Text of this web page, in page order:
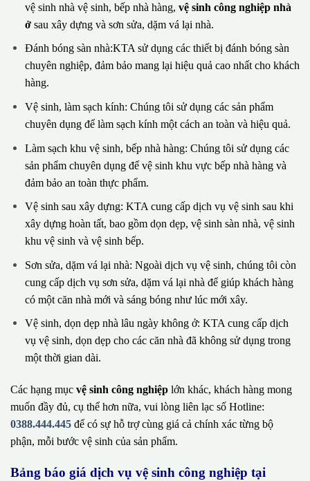
vệ sinh nhà vệ sinh, bếp nhà hàng, vệ sinh công nghiệp nhà
ởsau xây dựng và sơn sửa, dặm vá lại nhà.
Đánh bóng sàn nhà:KTA sử dụng các thiết bị đánh bóng sàn
chuyên nghiệp, đảm bảo mang lại hiệu quả cao nhất cho khách
hàng.
Vệ sinh, làm sạch kính: Chúng tôi sử dụng các sản phẩm
chuyên dụng để làm sạch kính một cách an toàn và hiệu quả.
Làm sạch khu vệ sinh, bếp nhà hàng: Chúng tôi sử dụng các
sản phẩm chuyên dụng để vệ sinh khu vực bếp nhà hàng và
đảm bảo an toàn thực phẩm.
Vệ sinh sau xây dựng: KTA cung cấp dịch vụ vệ sinh sau khi
xây dựng hoàn tất, bao gồm dọn dẹp, vệ sinh sàn nhà, vệ sinh
khu vệ sinh và vệ sinh bếp.
Sơn sửa, dặm vá lại nhà: Ngoài dịch vụ vệ sinh, chúng tôi còn
cung cấp dịch vụ sơn sửa, dặm vá lại nhà để giúp khách hàng
có một căn nhà mới và sáng bóng như lúc mới xây.
Vệ sinh, dọn dẹp nhà lâu ngày không ở: KTA cung cấp dịch
vụ vệ sinh, dọn dẹp cho các căn nhà đã không sử dụng trong
một thời gian dài.
Các hạng mục vệ sinh công nghiệp lớn khác, khách hàng mong
muốn đầy đủ, cụ thể hơn nữa, vui lòng liên lạc số Hotline:
0388.444.445 để có sự hỗ trợ cùng giá cả chính xác từng bộ
phận, mỗi bước vệ sinh của sản phẩm.
Bảng báo giá dịch vụ vệ sinh công nghiệp tại